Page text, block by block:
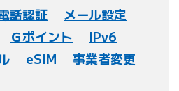
話認証
メール設定
Ｇポイント
IPv6
eSIM
事業者変更